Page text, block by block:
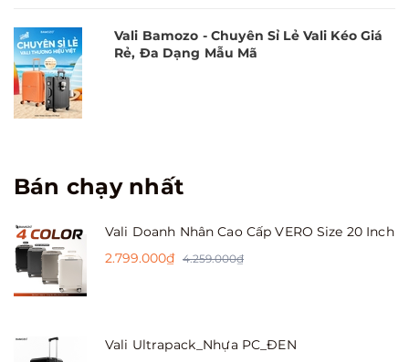
Vali Bamozo - Chuyên Sỉ Lẻ Vali Kéo Giá
Rẻ, Đa Dạng Mẫu Mã
Bán chạy nhất
Vali Doanh Nhân Cao Cấp VERO Size 20 Inch
2.799.000₫ 4.259.000₫
Vali Ultrapack_Nhựa PC_ĐEN